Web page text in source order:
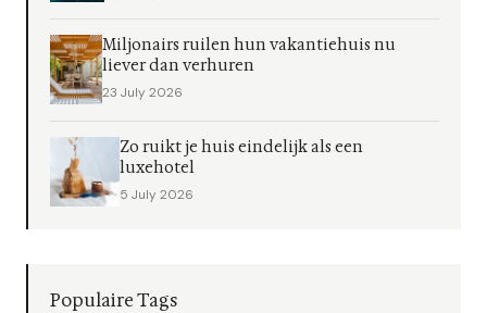
Miljonairs ruilen hun vakantiehuis nu
liever dan verhuren
23 July 2026
Zo ruikt je huis eindelijk als een
luxehotel
5 July 2026
Populaire Tags